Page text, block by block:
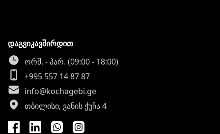
დაგვიკავშირდით
ორშ. - პარ. (09:00 - 18:00)
+995 557 14 87 87
info@kochagebi.ge
თბილისი, ვანის ქუჩა 4